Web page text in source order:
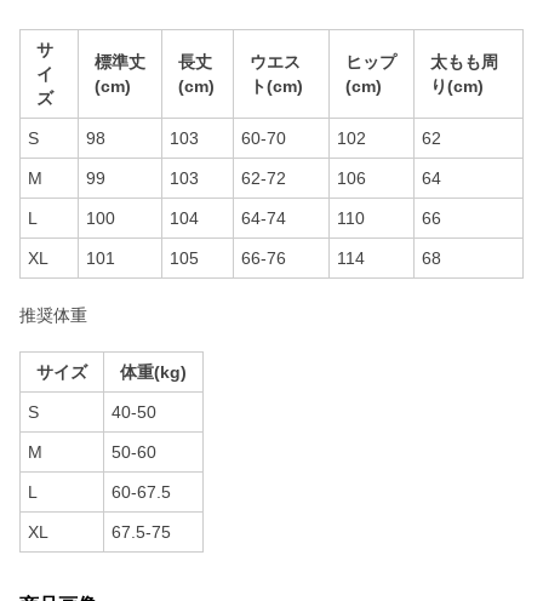
サ
イ
ズ
標準丈
(cm)
長丈
(cm)
ウエス
ト(cm)
ヒップ
(cm)
太もも周
り(cm)
S 98 103 60-70 102 62
M 99 103 62-72 106 64
L 100 104 64-74 110 66
XL 101 105 66-76 114 68
推奨体重
サイズ 体重(kg)
S 40-50
M 50-60
L 60-67.5
XL 67.5-75